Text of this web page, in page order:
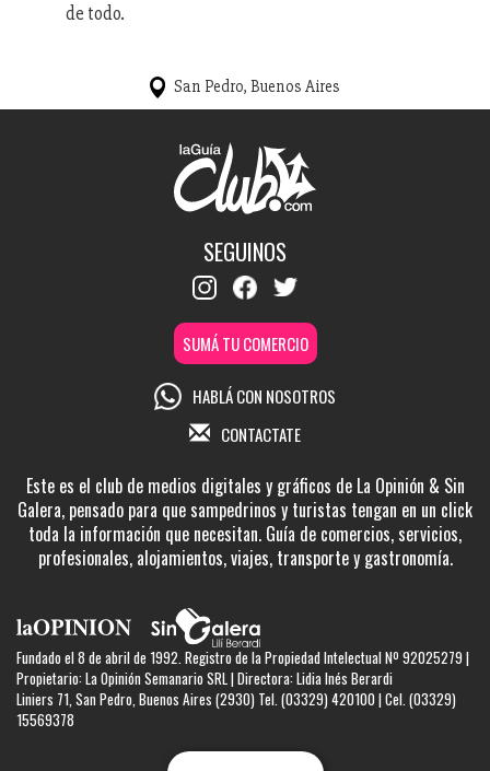
de todo.
San Pedro, Buenos Aires
SEGUINOS
SUMÁ TU COMERCIO
HABLÁ CON NOSOTROS
CONTACTATE
Este es el club de medios digitales y gráficos de La Opinión & Sin
Galera, pensado para que sampedrinos y turistas tengan en un click
toda la información que necesitan. Guía de comercios, servicios,
profesionales, alojamientos, viajes, transporte y gastronomía.
Fundado el 8 de abril de 1992. Registro de la Propiedad Intelectual Nº 92025279 |
Propietario: La Opinión Semanario SRL | Directora: Lidia Inés Berardi
Liniers 71, San Pedro, Buenos Aires (2930) Tel. (03329) 420100 | Cel. (03329)
15569378